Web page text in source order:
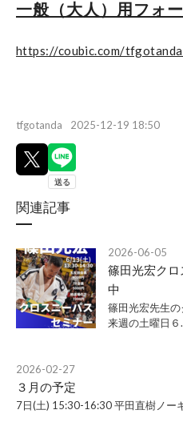
一般（大人）用フォ
https://coubic.com/
tfgotanda 2025-12-19 18:50
関連記事
2026-06-05
篠田光宏ク
中
篠田光宏先生
来週の土曜日
2026-02-27
３月の予定
7日(土) 15:30-16:30 平田直樹ノー